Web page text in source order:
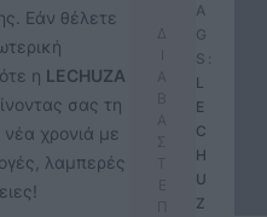
Εάν θέλετε
η LECHUZA
σας τη
χρονιά με
λαμπερές
Δ
Α
Α
Σ
A
G
S:
L
E
C
H
U
Z